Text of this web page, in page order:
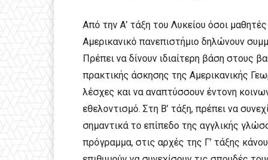
Από την Α’ τάξη του Λυκείου όσοι
Αμερικανικό πανεπιστήμιο δηλώνουν
Πρέπει να δίνουν ιδιαίτερη βάση στους
πρακτικής άσκησης της Αμερικανικής
λέσχες και να αναπτύσσουν έντονη
εθελοντισμό. Στη Β’ τάξη, πρέπει να
σημαντικά το επίπεδο της αγγλικής
πρόγραμμα, στις αρχές της Γ’ τάξης